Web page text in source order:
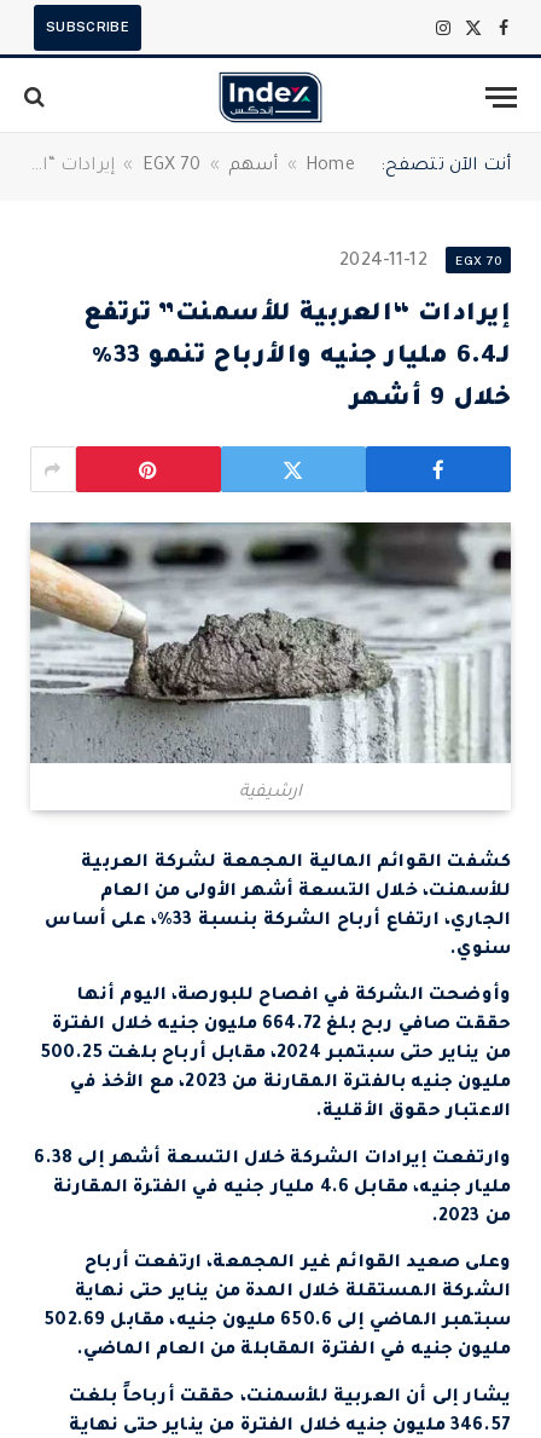
فيسبوك
X
الانستغرام
SUBSCRIBE
أنت الآن تتصفح: Home
» أسهم »
EGX 70
» إيرادات “العربية للأسمنت” ترتفع لـ6.4 مليار جنيه والأرباح تنمو 33% خلال 9 أشهر
EGX 70
2024-11-12
إيرادات “العربية للأسمنت” ترتفع
لـ6.4 مليار جنيه والأرباح تنمو 33%
خلال 9 أشهر
ارشيفية
كشفت القوائم المالية المجمعة لشركة العربية
للأسمنت، خلال التسعة أشهر الأولى من العام
الجاري، ارتفاع أرباح الشركة بنسبة 33%، على أساس
سنوي.
وأوضحت الشركة في افصاح للبورصة، اليوم أنها
حققت صافي ربح بلغ 664.72 مليون جنيه خلال الفترة
من يناير حتى سبتمبر 2024، مقابل أرباح بلغت 500.25
مليون جنيه بالفترة المقارنة من 2023، مع الأخذ في
الاعتبار حقوق الأقلية.
وارتفعت إيرادات الشركة خلال التسعة أشهر إلى 6.38
مليار جنيه، مقابل 4.6 مليار جنيه في الفترة المقارنة
من 2023.
وعلى صعيد القوائم غير المجمعة، ارتفعت أرباح
الشركة المستقلة خلال المدة من يناير حتى نهاية
سبتمبر الماضي إلى 650.6 مليون جنيه، مقابل 502.69
مليون جنيه في الفترة المقابلة من العام الماضي.
يشار إلى أن العربية للأسمنت، حققت أرباحاً بلغت
346.57 مليون جنيه خلال الفترة من يناير حتى نهاية